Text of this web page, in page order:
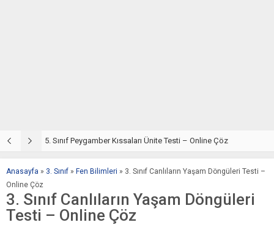
5. Sınıf Peygamber Kıssaları Ünite Testi – Online Çöz
Anasayfa » 3. Sınıf » Fen Bilimleri » 3. Sınıf Canlıların Yaşam Döngüleri Testi –
Online Çöz
3. Sınıf Canlıların Yaşam Döngüleri
Testi – Online Çöz